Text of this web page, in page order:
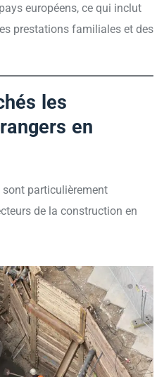
européens, ce qui inclut
prestations familiales et des
les
en
sont particulièrement
de la construction en